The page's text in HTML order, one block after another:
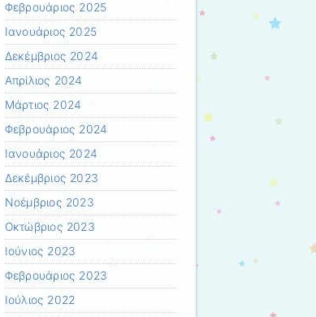
Φεβρουάριος 2025
Ιανουάριος 2025
Δεκέμβριος 2024
Απρίλιος 2024
Μάρτιος 2024
Φεβρουάριος 2024
Ιανουάριος 2024
Δεκέμβριος 2023
Νοέμβριος 2023
Οκτώβριος 2023
Ιούνιος 2023
Φεβρουάριος 2023
Ιούλιος 2022